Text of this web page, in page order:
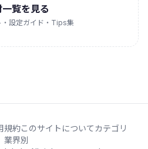
覧を見る
・設定ガイド・Tips集
規約このサイトについてカテゴリ
業界別